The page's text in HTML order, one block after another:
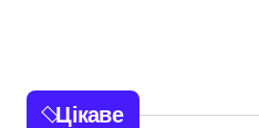
Цікаве